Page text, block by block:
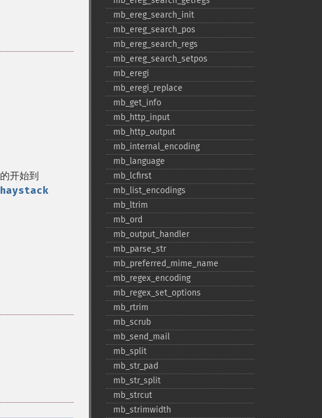
的开始到
haystack
mb_​ereg_​search_​init
mb_​ereg_​search_​pos
mb_​ereg_​search_​regs
mb_​ereg_​search_​setpos
mb_​eregi
mb_​eregi_​replace
mb_​get_​info
mb_​http_​input
mb_​http_​output
mb_​internal_​encoding
mb_​language
mb_​lcfirst
mb_​list_​encodings
mb_​ltrim
mb_​ord
mb_​output_​handler
mb_​parse_​str
mb_​preferred_​mime_​name
mb_​regex_​encoding
mb_​regex_​set_​options
mb_​rtrim
mb_​scrub
mb_​send_​mail
mb_​split
mb_​str_​pad
mb_​str_​split
mb_​strcut
mb_​strimwidth